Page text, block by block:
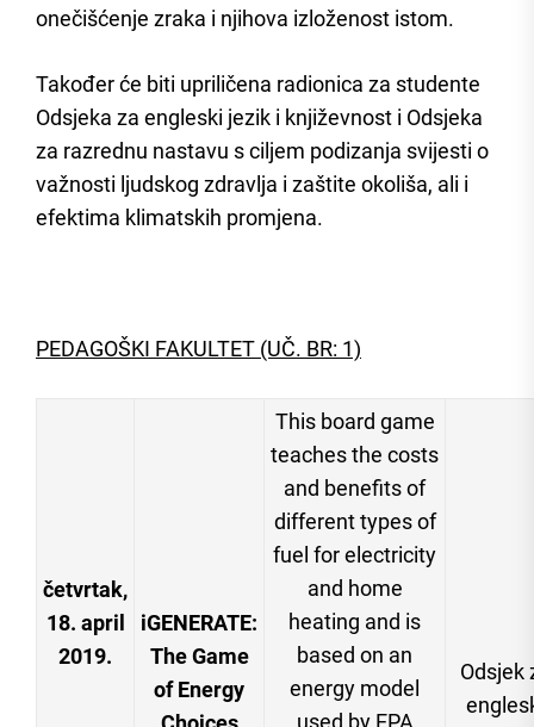
onečišćenje zraka i njihova izloženost istom.
Također će biti upriličena radionica za studente
Odsjeka za engleski jezik i književnost i Odsjeka
za razrednu nastavu s ciljem podizanja svijesti o
važnosti ljudskog zdravlja i zaštite okoliša, ali i
efektima klimatskih promjena.
PEDAGOŠKI FAKULTET (UČ. BR: 1)
četvrtak,
18. april
2019.
iGENERATE:
The Game
of Energy
This board game
teaches the costs
and benefits of
different types of
fuel for electricity
and home
heating and is
based on an
energy model
Odsjek